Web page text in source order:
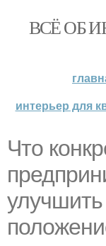
ВСЁ ОБ
интерьер для
Что